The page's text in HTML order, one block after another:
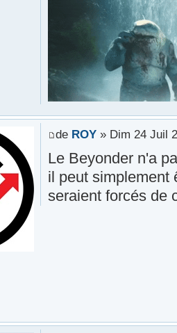
de ROY» Dim 24 Juil
Le Beyonder n'a
il peut simplement
seraient forcés de